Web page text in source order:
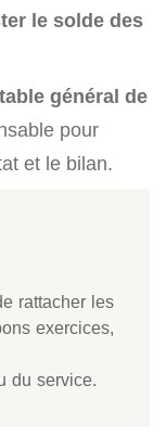
le solde des
général de
pour
et le bilan.
rattacher les
exercices,
du service.